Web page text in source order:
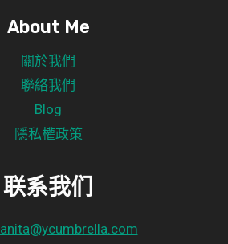
About Me
關於我們
聯絡我們
Blog
隱私權政策
联系我们
anita@ycumbrella.com